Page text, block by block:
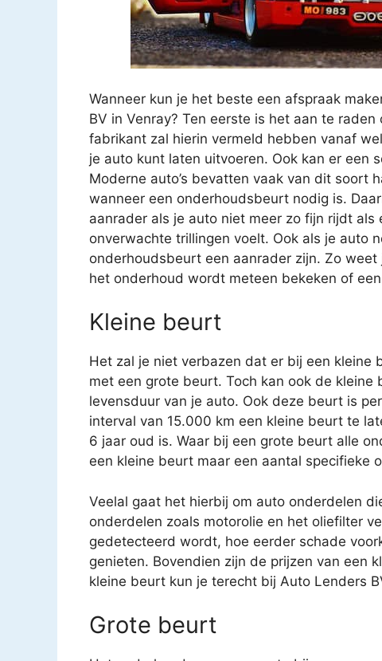
Wanneer kun je het beste een afspraak
BV in Venray? Ten eerste is het aan te
fabrikant zal hierin vermeld hebben vanaf
je auto kunt laten uitvoeren. Ook kan er een
Moderne auto’s bevatten vaak van dit soort
wanneer een onderhoudsbeurt nodig is.
aanrader als je auto niet meer zo fijn rijdt
onverwachte trillingen voelt. Ook als je auto
onderhoudsbeurt een aanrader zijn. Zo
het onderhoud wordt meteen bekeken of
Kleine beurt
Het zal je niet verbazen dat er bij een
met een grote beurt. Toch kan ook de
levensduur van je auto. Ook deze beurt is
interval van 15.000 km een kleine beurt te
6 jaar oud is. Waar bij een grote beurt alle
een kleine beurt maar een aantal specifieke
Veelal gaat het hierbij om auto onderdelen
onderdelen zoals motorolie en het oliefilter
gedetecteerd wordt, hoe eerder schade
genieten. Bovendien zijn de prijzen van een
kleine beurt kun je terecht bij Auto Lenders
Grote beurt